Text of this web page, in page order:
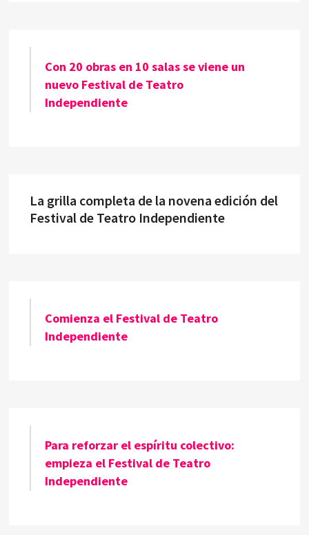
Con 20 obras en 10 salas se viene un
nuevo Festival de Teatro
Independiente
La grilla completa de la novena edición del
Festival de Teatro Independiente
Comienza el Festival de Teatro
Independiente
Para reforzar el espíritu colectivo:
empieza el Festival de Teatro
Independiente